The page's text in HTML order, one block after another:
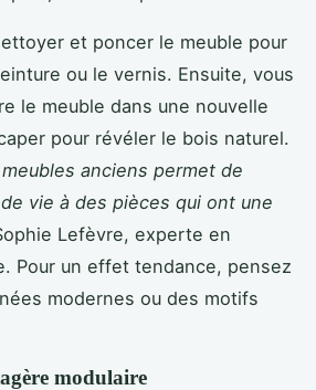
et poncer le meuble pour
ou le vernis. Ensuite, vous
le meuble dans une nouvelle
pour révéler le bois naturel.
anciens permet de
vie à des pièces qui ont une
Lefèvre, experte en
Pour un effet tendance, pensez
modernes ou des motifs
modulaire